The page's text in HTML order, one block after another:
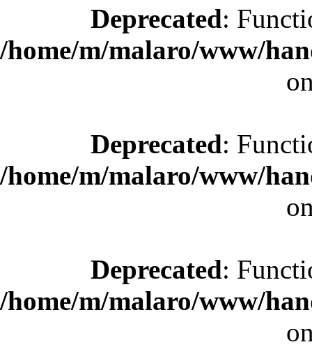
Deprecated:
/home/m/malaro/www/
Deprecated:
/home/m/malaro/www/
Deprecated:
/home/m/malaro/www/